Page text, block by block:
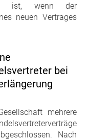
ist, wenn der
neuen Vertrages
bei
mehrere
Nach